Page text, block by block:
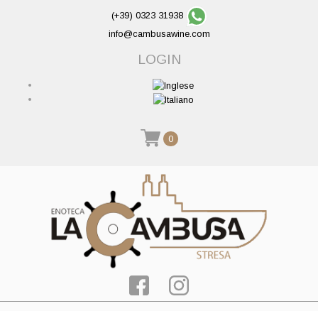
(+39) 0323 31938
info@cambusawine.com
LOGIN
0